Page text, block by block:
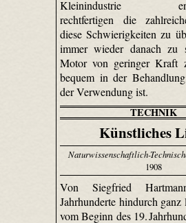
Kleinindustrie
rechtfertigen die
diese Schwierigkeiten zu
immer wieder danach zu
Motor von geringer Kraft
bequem in der
der Verwendung ist.
TECHNIK
Künstliches
Naturwissenschaftlich-
1908
Von Siegfried
Jahrhunderte hindurch ganz
vom Beginn des 19.